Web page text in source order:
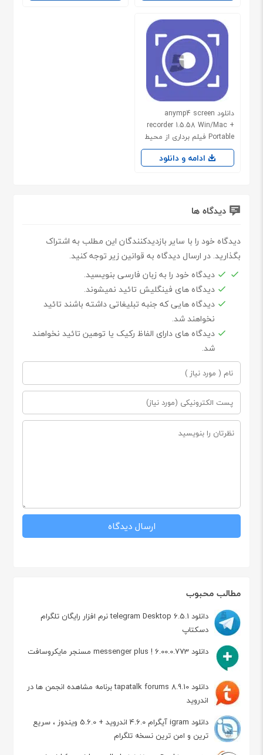
مطالب محبوب
دانلود telegram Desktop 6.5.1 نرم افزار رایگان تلگرام
دسکتاپ
دانلود messenger plus ! 6.00.0.773 مسنجر مایکروسافت
دانلود tapatalk forums 8.9.10 برنامه مشاهده انجمن ها در
اندروید
دانلود igram آیگرام 4.6.0 اندروید + 5.6.0 ویندوز ، سریع
ترین و امن ترین نسخه تلگرام
دانلود anymp4 screen
recorder 1.5.58 Win/Mac +
Portable فیلم برداری از محیط
دسکتاپ
ادامه و دانلود
دیدگاه ها
دیدگاه خود را با سایر بازدیدکنندگان این مطلب به اشتراک
بگذارید. در ارسال دیدگاه به قوانین زیر توجه کنید.
دیدگاه خود را به زبان فارسی بنویسید.
دیدگاه های فینگلیش تائید نمیشوند.
دیدگاه هایی که جنبه تبلیغاتی داشته باشند تائید
نخواهند شد.
دیدگاه های دارای الفاظ رکیک یا توهین تائید نخواهند
شد.